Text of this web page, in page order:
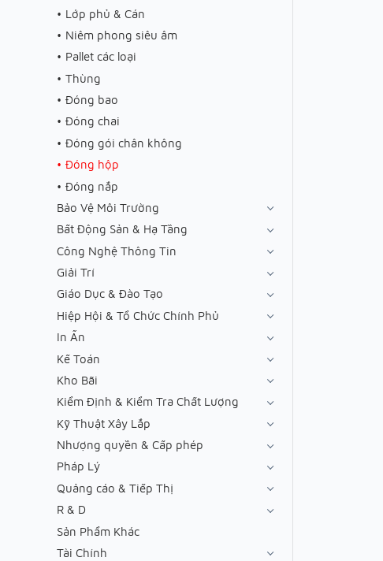
Lớp phủ & Cán
Niêm phong siêu âm
Pallet các loại
Thùng
Đóng bao
Đóng chai
Đóng gói chân không
Đóng hộp
Đóng nắp
Bảo Vệ Môi Trường
Bất Động Sản & Hạ Tầng
Công Nghệ Thông Tin
Giải Trí
Giáo Dục & Đào Tạo
Hiệp Hội & Tổ Chức Chính Phủ
In Ấn
Kế Toán
Kho Bãi
Kiểm Định & Kiểm Tra Chất Lượng
Kỹ Thuật Xây Lắp
Nhượng quyền & Cấp phép
Pháp Lý
Quảng cáo & Tiếp Thị
R & D
Sản Phẩm Khác
Tài Chính